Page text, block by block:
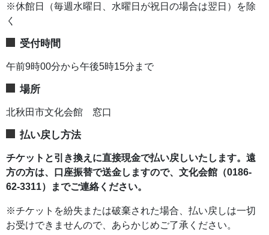
※休館日（毎週水曜日、水曜日が祝日の場合は翌日）を除
く
受付時間
午前9時00分から午後5時15分まで
場所
北秋田市文化会館 窓口
払い戻し方法
チケットと引き換えに直接現金で払い戻しいたします。遠
方の方は、口座振替で送金しますので、文化会館（0186-
62-3311）までご連絡ください。
※チケットを紛失または破棄された場合、払い戻しは一切
お受けできませんので、あらかじめご了承ください。